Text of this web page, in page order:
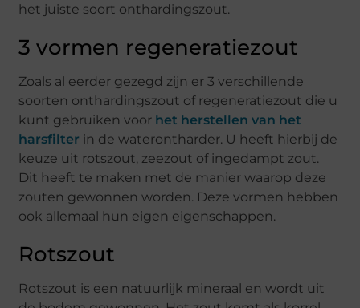
het juiste soort onthardingszout.
3 vormen regeneratiezout
Zoals al eerder gezegd zijn er 3 verschillende
soorten onthardingszout of regeneratiezout die u
kunt gebruiken voor het herstellen van het
harsfilter in de waterontharder. U heeft hierbij de
keuze uit rotszout, zeezout of ingedampt zout.
Dit heeft te maken met de manier waarop deze
zouten gewonnen worden. Deze vormen hebben
ook allemaal hun eigen eigenschappen.
Rotszout
Rotszout is een natuurlijk mineraal en wordt uit